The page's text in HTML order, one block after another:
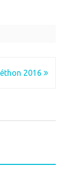
2016